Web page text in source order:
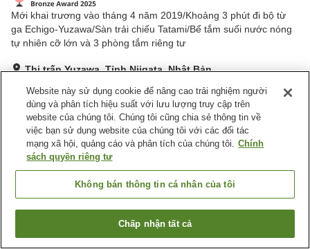
Mới khai trương vào tháng 4 năm 2019/Khoảng 3 phút đi bộ từ
ga Echigo-Yuzawa/Sàn trải chiếu Tatami/Bể tắm suối nước nóng
tự nhiên cỡ lớn và 3 phòng tắm riêng tư
Thị trấn Yuzawa, Tỉnh Niigata, Nhật Bản
Tuyệt vời Đánh giá:429 lượt
Tiện nghi chỗ nghỉ
Nhà hàng
Yukemuri no Yado Yuki no HanaTìm phòng trống
Website này sử dụng cookie để nâng cao trải nghiệm người
dùng và phân tích hiệu suất với lưu lượng truy cập trên
website của chúng tôi. Chúng tôi cũng chia sẻ thông tin về
việc bạn sử dụng website của chúng tôi với các đối tác
mạng xã hội, quảng cáo và phân tích của chúng tôi. Chính
sách quyền riêng tư
Không bán thông tin cá nhân của tôi
Chấp nhận tất cả